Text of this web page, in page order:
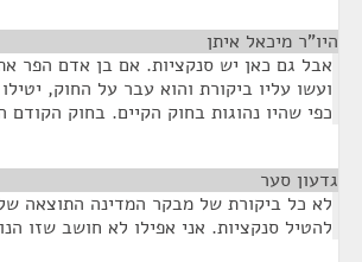
היו"ר מיכאל איתן
אבל גם כאן יש סנקציות. אם בן אדם הפר
ועשו עליו ביקורת והוא עבר על החוק,
כפי שהיו נהוגות בחוק הקיים. בחוק הקודם
גדעון סער
לא כל ביקורת של מבקר המדינה התוצאה
להטיל סנקציות. אני אפילו לא חושב שזו